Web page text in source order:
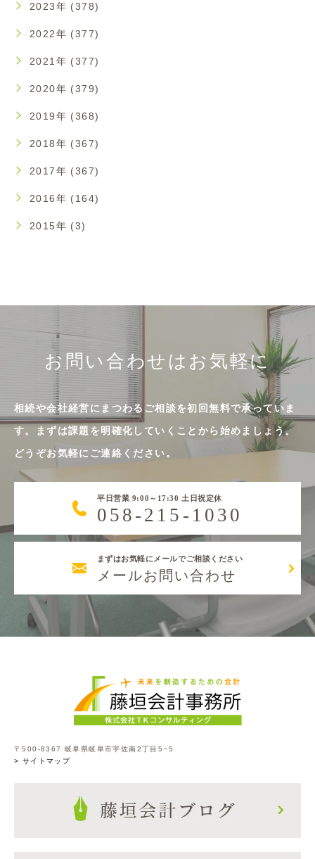
2023年 (378)
2022年 (377)
2021年 (377)
2020年 (379)
2019年 (368)
2018年 (367)
2017年 (367)
2016年 (164)
2015年 (3)
お問い合わせはお気軽に
相続や会社経営にまつわるご相談を初回無料で承っていま
す。まずは課題を明確化していくことから始めましょう。
どうぞお気軽にご連絡ください。
平日営業 9:00～17:30 土日祝定休
058-215-1030
まずはお気軽にメールでご相談ください
メールお問い合わせ
〒500-8367 岐阜県岐阜市宇佐南2丁目5−5
> サイトマップ